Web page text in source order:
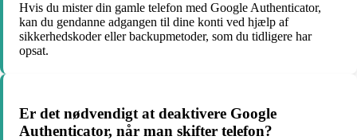
Hvis du mister din gamle telefon med Google Authenticator,
kan du gendanne adgangen til dine konti ved hjælp af
sikkerhedskoder eller backupmetoder, som du tidligere har
opsat.
Er det nødvendigt at deaktivere Google
Authenticator, når man skifter telefon?